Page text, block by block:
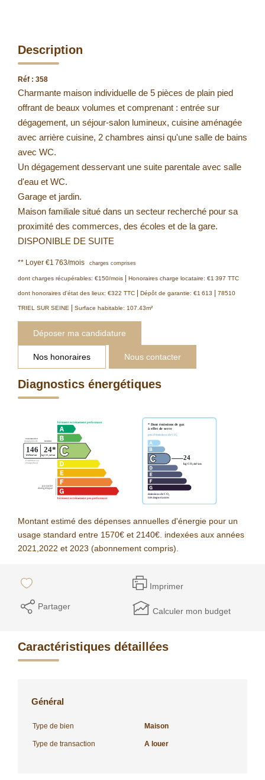
Description
Réf : 358
Charmante maison individuelle de 5 pièces de plain pied
offrant de beaux volumes et comprenant : entrée sur
dégagement, un séjour-salon lumineux, cuisine aménagée
avec arrière cuisine, 2 chambres ainsi qu'une salle de bains
avec WC.
Un dégagement desservant une suite parentale avec salle
d'eau et WC.
Garage et jardin.
Maison familiale situé dans un secteur recherché pour sa
proximité des commerces, des écoles et de la gare.
DISPONIBLE DE SUITE
** Loyer €1 763/mois charges comprises
dont charges récupérables: €150/mois | Honoraires charge locataire: €1 397 TTC
dont honoraires d'état des lieux: €322 TTC | Dépôt de garantie: €1 613 | 78510
TRIEL SUR SEINE | Surface habitable: 107.43m²
Déposer ma candidature
Nos honoraires Nous contacter
Diagnostics énergétiques
Montant estimé des dépenses annuelles d'énergie pour un
usage standard entre 1570€ et 2140€. indexées aux années
2021,2022 et 2023 (abonnement compris).
Imprimer
Partager Calculer mon budget
Caractéristiques détaillées
Général
Type de bien Maison
Type de transaction A louer